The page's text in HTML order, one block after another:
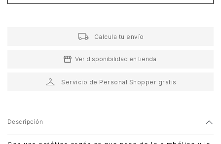
Calcula tu envío
Ver disponibilidad en tienda
Servicio de Personal Shopper gratis
Descripción